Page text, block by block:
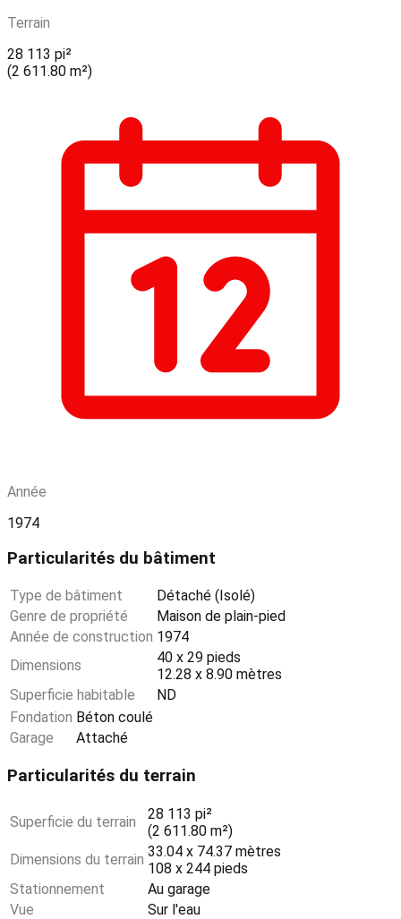
Terrain
28 113 pi²
(2 611.80 m²)
Année
1974
Particularités du bâtiment
Type de bâtiment
Détaché (Isolé)
Genre de propriété
Maison de plain-pied
Année de construction 1974
Dimensions
40 x 29 pieds
12.28 x 8.90 mètres
Superficie habitable
ND
Fondation Béton coulé
Garage
Attaché
Particularités du terrain
Superficie du terrain
28 113 pi²
(2 611.80 m²)
Dimensions du terrain 33.04 x 74.37 mètres
108 x 244 pieds
Stationnement
Au garage
Vue
Sur l'eau